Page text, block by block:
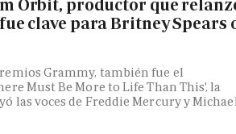
Orbit, productor que
clave para Britney Spears
Grammy, también fue el
Must Be More to Life Than This', la
las voces de Freddie Mercury y